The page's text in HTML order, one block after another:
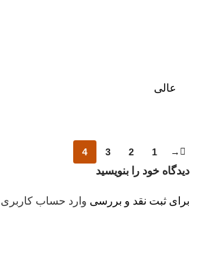
عالی
→
1
2
3
4
دیدگاه خود را بنویسید
برای ثبت نقد و بررسی وارد حساب